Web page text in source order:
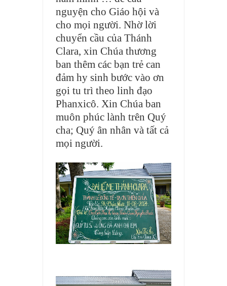
nguyện cho Giáo hội và
cho mọi người. Nhờ lời
chuyển cầu của Thánh
Clara, xin Chúa thương
ban thêm các bạn trẻ can
đảm hy sinh bước vào ơn
gọi tu trì theo linh đạo
Phanxicô. Xin Chúa ban
muôn phúc lành trên Quý
cha; Quý ân nhân và tất cả
mọi người.